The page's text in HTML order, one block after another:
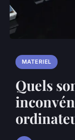
MATERIEL
Quels